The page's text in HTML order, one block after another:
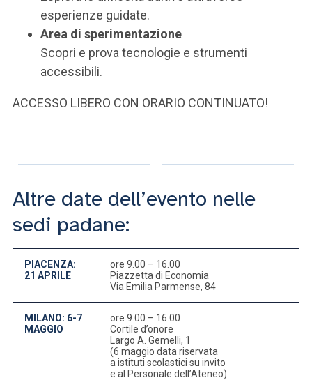
esperienze guidate.
Area di sperimentazione
Scopri e prova tecnologie e strumenti
accessibili.
ACCESSO LIBERO CON ORARIO CONTINUATO!
Altre date dell’evento nelle
sedi padane:
PIACENZA:
21 APRILE
ore 9.00 – 16.00
Piazzetta di Economia
Via Emilia Parmense, 84
MILANO: 6-7
MAGGIO
ore 9.00 – 16.00
Cortile d’onore
Largo A. Gemelli, 1
(6 maggio data riservata
a istituti scolastici su invito
e al Personale dell’Ateneo)